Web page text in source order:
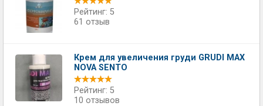
Рейтинг: 5
61 отзыв
Крем для увеличения груди GRUDI MAX
NOVA SENTO
Рейтинг: 5
10 отзывов